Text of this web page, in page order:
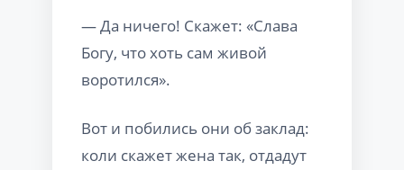
— Да ничего! Скажет: «Слава
Богу, что хоть сам живой
воротился».
Вот и побились они об заклад:
коли скажет жена так, отдадут